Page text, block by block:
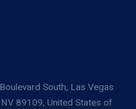
South, Las Vegas
89109, United States of